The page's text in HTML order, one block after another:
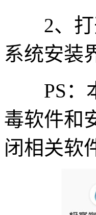
2、打开
系统安装
PS：本
毒软件和
闭相关软